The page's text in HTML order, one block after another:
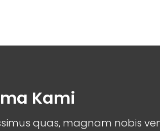
Kami
quas, magnam nobis